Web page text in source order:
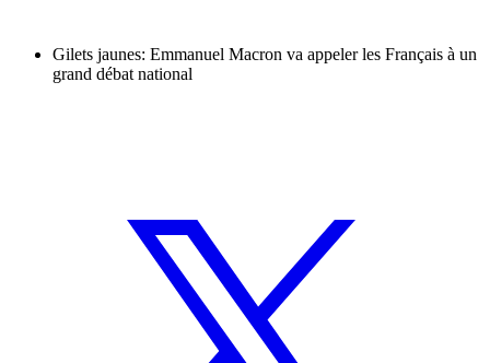
Gilets jaunes: Emmanuel Macron va appeler les Français à un
grand débat national